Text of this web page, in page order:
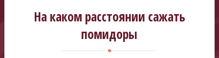
На каком расстоянии сажать
помидоры